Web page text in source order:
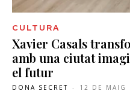
CULTURA
Xavier Casals
amb una ciutat
el futur
DONA SECRET - 12 DE MAIG